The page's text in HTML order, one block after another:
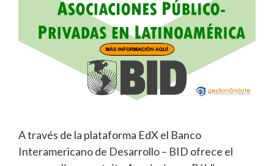
A través de la plataforma EdX el Banco
Interamericano de Desarrollo – BID ofrece el